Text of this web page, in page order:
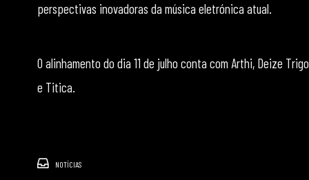
perspectivas inovadoras da música eletrónica atual.
O alinhamento do dia 11 de julho conta com Arthi, Deize
e Titica.
NOTÍCIAS